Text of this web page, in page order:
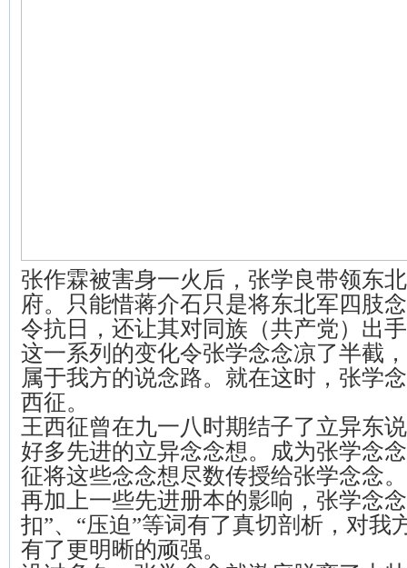
张作霖被害身一火后，张学良带领东
府。只能惜蒋介石只是将东北军四肢
令抗日，还让其对同族（共产党）出
这一系列的变化令张学念念凉了半截
属于我方的说念路。就在这时，张学
西征。
王西征曾在九一八时期结子了立异东
好多先进的立异念念想。成为张学念
征将这些念念想尽数传授给张学念念。
再加上一些先进册本的影响，张学念
扣”、“压迫”等词有了真切剖析，对我
有了更明晰的顽强。